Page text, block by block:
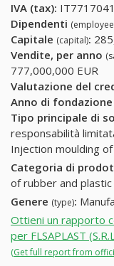
IVA (tax):
Dipendenti
Capitale (capital):
Vendite, per anno
777,000,000 EUR
Valutazione del
Anno di fondazione
Tipo principale di
responsabilità
Injection moulding
Categoria di
of rubber and plastic
Genere (type):
Ottieni un rapporto
per FLSAPLAST
(Get full report from